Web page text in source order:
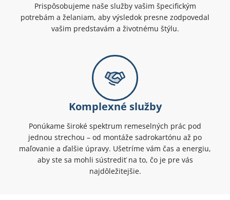
Prispôsobujeme naše služby vašim špecifickým
potrebám a želaniam, aby výsledok presne zodpovedal
vašim predstavám a životnému štýlu.
Komplexné služby
Ponúkame široké spektrum remeselných prác pod
jednou strechou – od montáže sadrokartónu až po
maľovanie a ďalšie úpravy. Ušetríme vám čas a energiu,
aby ste sa mohli sústrediť na to, čo je pre vás
najdôležitejšie.